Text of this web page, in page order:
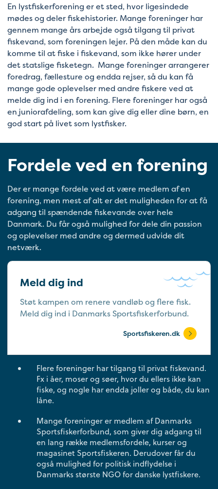
En lystfiskerforening er et sted, hvor ligesindede
mødes og deler fiskehistorier. Mange foreninger har
gennem mange års arbejde også tilgang til privat
fiskevand, som foreningen lejer. På den måde kan du
komme til at fiske i fiskevand, som ikke hører under
det statslige fisketegn. Mange foreninger arrangerer
foredrag, fællesture og endda rejser, så du kan få
mange gode oplevelser med andre fiskere ved at
melde dig ind i en forening. Flere foreninger har også
en juniorafdeling, som kan give dig eller dine børn, en
god start på livet som lystfisker.
Fordele ved en forening
Der er mange fordele ved at være medlem af en
forening, men mest af alt er det muligheden for at få
adgang til spændende fiskevande over hele
Danmark. Du får også mulighed for dele din passion
og oplevelser med andre og dermed udvide dit
netværk.
Meld dig ind
Støt kampen om renere vandløb og flere fisk.
Meld dig ind i Danmarks Sportsfiskerforbund.
Sportsfiskeren.dk
Flere foreninger har tilgang til privat fiskevand.
Fx i åer, moser og søer, hvor du ellers ikke kan
fiske, og nogle har endda joller og både, du kan
låne.
Mange foreninger er medlem af Danmarks
Sportsfiskerforbund, som giver dig adgang til
en lang række medlemsfordele, kurser og
magasinet Sportsfiskeren. Derudover får du
også mulighed for politisk indflydelse i
Danmarks største NGO for danske lystfiskere.